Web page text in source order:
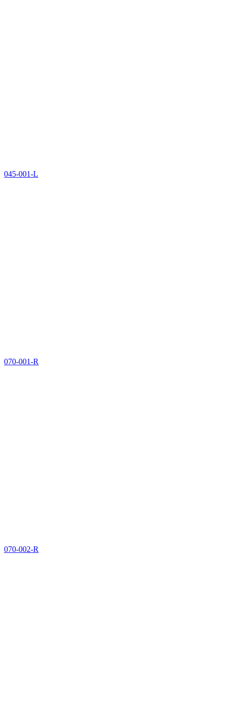
045-001-L
070-001-R
070-002-R